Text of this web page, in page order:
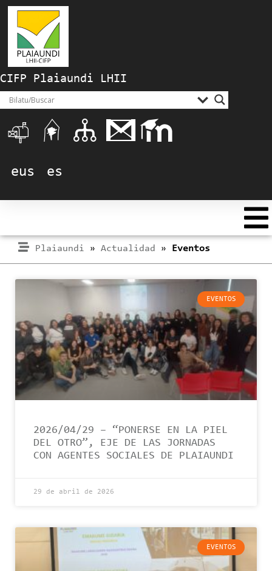
CIFP Plaiaundi LHII
eus es
Plaiaundi » Actualidad » Eventos
EVENTOS
2026/04/29 – “PONERSE EN LA PIEL
DEL OTRO”, EJE DE LAS JORNADAS
CON AGENTES SOCIALES DE PLAIAUNDI
29 de abril de 2026
EVENTOS